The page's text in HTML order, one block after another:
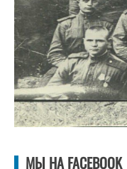
МЫ НА FACEBOOK